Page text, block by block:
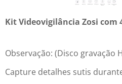
Kit Videovigilância Zosi com
Observação: (Disco gravação
Capture detalhes sutis